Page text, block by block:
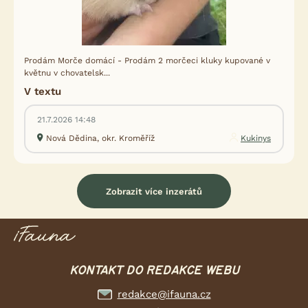
Prodám Morče domácí - Prodám 2 morčeci kluky kupované v
květnu v chovatelsk...
V textu
21.7.2026 14:48
Nová Dědina, okr. Kroměříž
Kukinys
Zobrazit více inzerátů
KONTAKT DO REDAKCE WEBU
redakce@ifauna.cz